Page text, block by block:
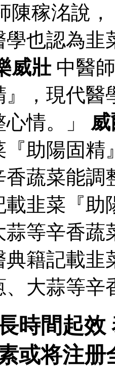
陳稼洺說
也認為韭
威壯中醫
』，現代醫
情。」
助陽固精
蔬菜能調
載韭菜『
蒜等辛香蔬
籍記載韭
大蒜等辛
時間起
或将注册